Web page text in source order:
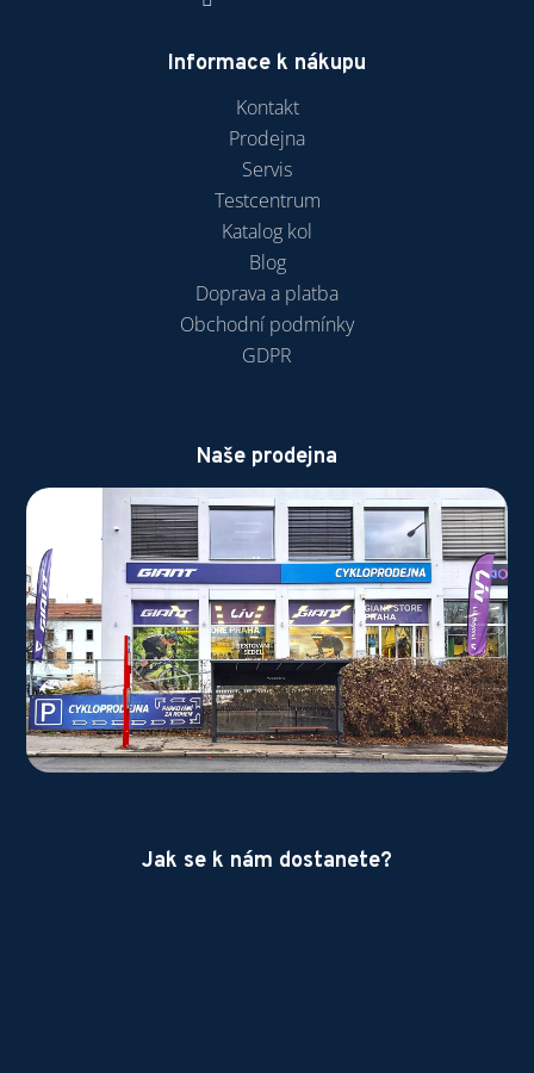
Informace k nákupu
Kontakt
Prodejna
Servis
Testcentrum
Katalog kol
Blog
Doprava a platba
Obchodní podmínky
GDPR
Naše prodejna
Jak se k nám dostanete?